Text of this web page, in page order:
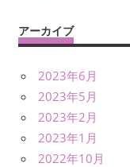
アーカイブ
2023年6月
2023年5月
2023年2月
2023年1月
2022年10月